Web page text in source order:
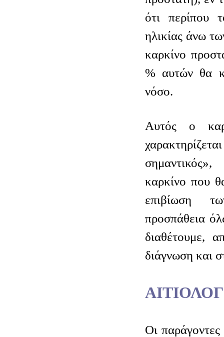
ότι
ηλικίας άνω
καρκίνο
% αυτών θα
νόσο.
Αυτός ο
καρκίνο που
επιβίωση
προσπάθεια
διαθέτουμε,
διάγνωση και
Οι παράγοντες